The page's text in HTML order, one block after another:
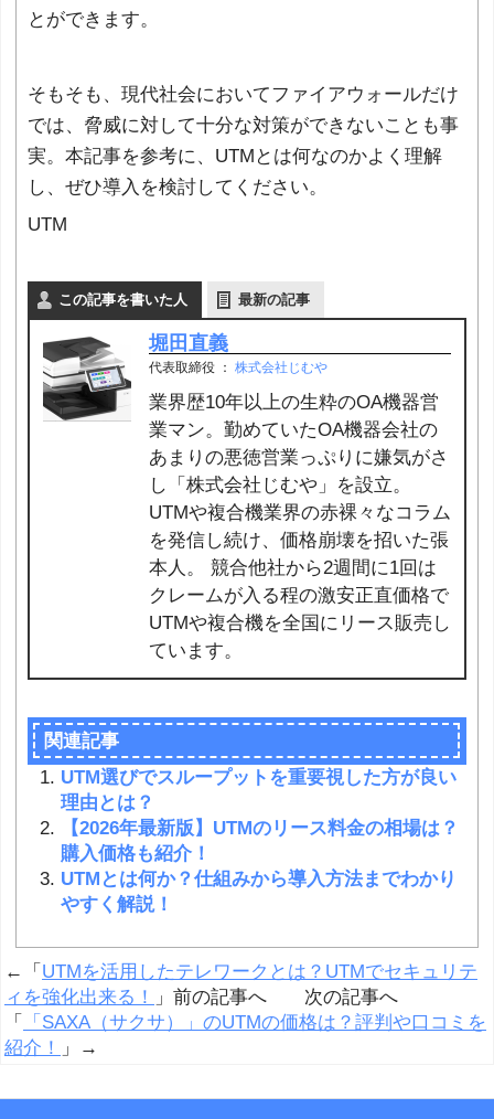
とができます。
そもそも、現代社会においてファイアウォールだけ
では、脅威に対して十分な対策ができないことも事
実。本記事を参考に、UTMとは何なのかよく理解
し、ぜひ導入を検討してください。
UTM
この記事を書いた人 最新の記事
堀田直義
代表取締役 ： 株式会社じむや
業界歴10年以上の生粋のOA機器営
業マン。勤めていたOA機器会社の
あまりの悪徳営業っぷりに嫌気がさ
し「株式会社じむや」を設立。
UTMや複合機業界の赤裸々なコラム
を発信し続け、価格崩壊を招いた張
本人。 競合他社から2週間に1回は
クレームが入る程の激安正直価格で
UTMや複合機を全国にリース販売し
ています。
関連記事
UTM選びでスループットを重要視した方が良い
理由とは？
【2026年最新版】UTMのリース料金の相場は？
購入価格も紹介！
UTMとは何か？仕組みから導入方法までわかり
やすく解説！
←「 UTMを活用したテレワークとは？UTMでセキュリテ
ィを強化出来る！
」前の記事へ 次の記事へ
「
「SAXA（サクサ）」のUTMの価格は？評判や口コミを
紹介！
」→